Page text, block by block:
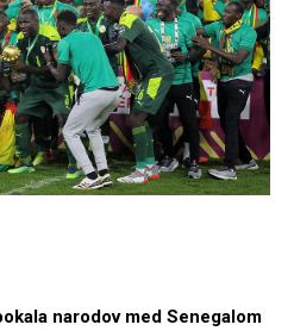
narodov med Senegalom